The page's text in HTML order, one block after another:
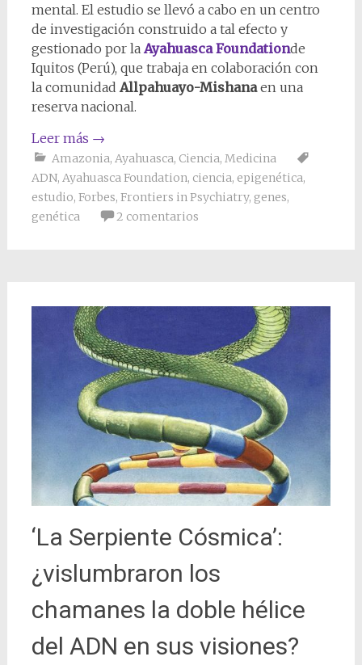
mental. El estudio se llevó a cabo en un centro
de investigación construido a tal efecto y
gestionado por la Ayahuasca Foundationde
Iquitos (Perú), que trabaja en colaboración con
la comunidad Allpahuayo-Mishanaen una
reserva nacional.
Leer más →
Amazonia, Ayahuasca, Ciencia, Medicina
ADN, Ayahuasca Foundation, ciencia, epigenética,
estudio, Forbes, Frontiers in Psychiatry, genes,
genética
2 comentarios
‘La Serpiente Cósmica’:
¿vislumbraron los
chamanes la doble hélice
del ADN en sus visiones?